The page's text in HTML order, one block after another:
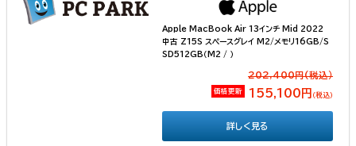
Apple MacBook Air 13インチ Mid 2022
中古 Z15S スペースグレイ M2/メモリ16GB/S
SD512GB（M2 / ）
202,400円(税込）
価格更新 155,100円 （税込）
詳しく見る